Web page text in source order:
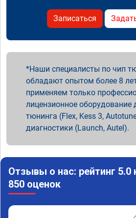
Записаться
Наши специалисты по чип
обладают опытом более 8
применяем только
лицензионное оборудование
тюнинга (Flex, Kess 3,
диагностики (Launch, Autel).
Отзывы о нас: рейтинг 5.0
850 оценок